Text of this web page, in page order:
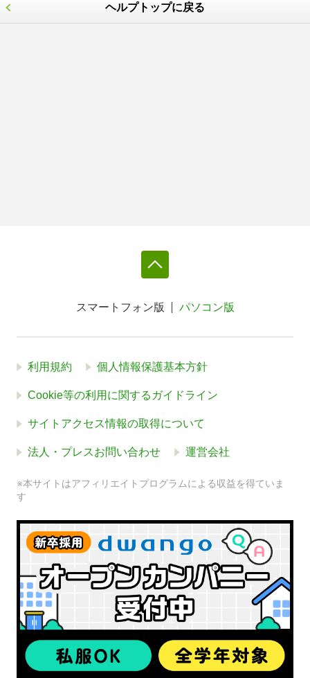
ヘルプトップに戻る
スマートフォン版 パソコン版
利用規約 個人情報保護基本方針
Cookie等の利用に関するガイドライン
サイトアクセス情報の取得について
法人・プレスお問い合わせ 運営会社
※本サイトはアフィリエイトプログラムによる収益を得ていま
す